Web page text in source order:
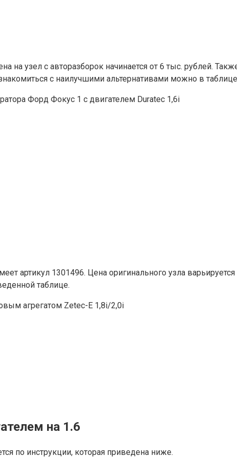
на узел с авторазборок начинается от 6 тыс. рублей.
с наилучшими альтернативами можно в
Форд Фокус 1 с двигателем Duratec 1,6i
артикул 1301496. Цена оригинального узла
таблице.
агрегатом Zetec-E 1,8i/2,0i
на 1.6
по инструкции, которая приведена ниже.